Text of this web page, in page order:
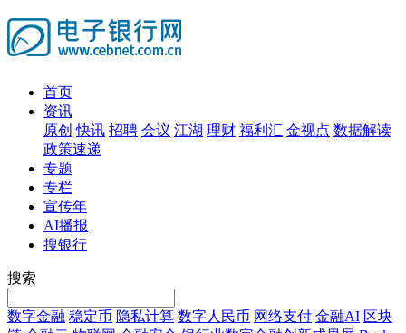
首页
资讯
原创 快讯 招聘 会议 江湖 理财 福利汇 金视点 数据解读
政策速递
专题
专栏
宣传年
AI播报
搜银行
搜索
数字金融 稳定币 隐私计算 数字人民币 网络支付 金融AI 区块